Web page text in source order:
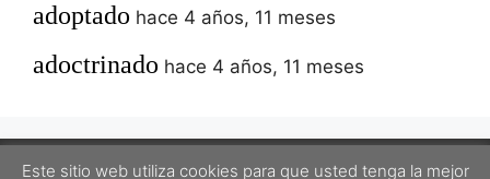
adoptado hace 4 años, 11 meses
adoctrinado hace 4 años, 11 meses
Este sitio web utiliza cookies para que usted tenga la mejor